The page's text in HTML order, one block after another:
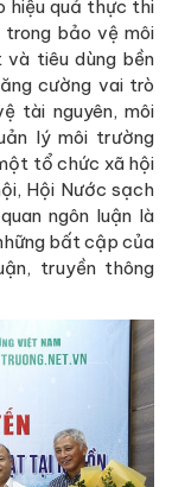
chương
đề thời sự
Hội Nước sạch
án “Hợp tác thí
trường không
Công nghệ Tuần
năm qua, Hội
ngừng phát
của ngành
với xu thế phát
tuần hoàn, các-
nguyên, bảo vệ